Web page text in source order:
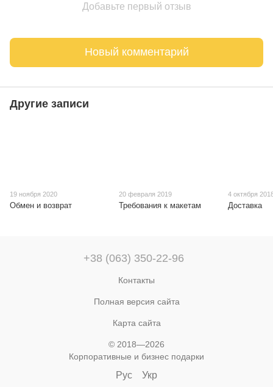
Добавьте первый отзыв
Новый комментарий
Другие записи
19 ноября 2020
Обмен и возврат
20 февраля 2019
Требования к макетам
4 октября
Доставка
+38 (063) 350-22-96
Контакты
Полная версия сайта
Карта сайта
© 2018—2026
Корпоративные и бизнес подарки
Рус Укр